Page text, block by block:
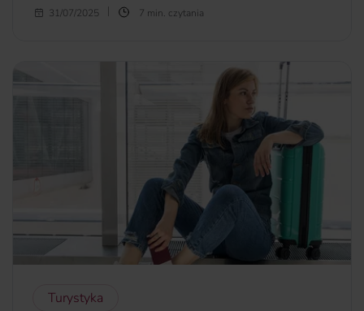
Bezpośredni pociąg z Warszawy do Rijeki sprawił, że
bowiem mnóstwo atrakcji oraz lazurowe wody Morza
Adriatyckiego i wysokie temperatury, o których nad
więcej...
31/07/2025 7 min. czytania
Turystyka